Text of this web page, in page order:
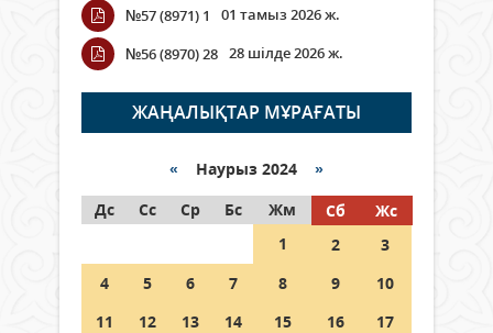
Wi-Fi ҚАБЫРҒА АРҚЫЛЫ ҚАЛАЙ
ӨТЕДІ?
06 тамыз 2026 ж. 253
граждане Казахстана,
05 тамыз 2026 ж. 132
Шетелде жүрген Қазақстан
азаматтары қалай дауыс бере
алады?
№57 (8971) 1
01 тамыз 2026 ж.
№56 (8970) 28 28 шілде 2026 ж.
ЖАҢАЛЫҚТАР МҰРАҒАТЫ
« Наурыз 2024 »
Дс
Сс Ср Бс Жм Сб
Жс
1
2
3
4
5 6 7 8 9
10
11
12 13 14 15 16
17